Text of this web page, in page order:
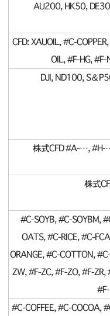
AU200, HK50,
CFD: XAUOIL, #C-
OIL, #F-HG, #F-
DJI, ND100, S＆
株式CFD #A-…,
株式
#C-SOYB, #C-SOYBM,
OATS, #C-RICE, #C-
ORANGE, #C-COTTON,
ZW, #F-ZC, #F-ZO, #F-ZR,
#C-COFFEE, #C-COCOA,